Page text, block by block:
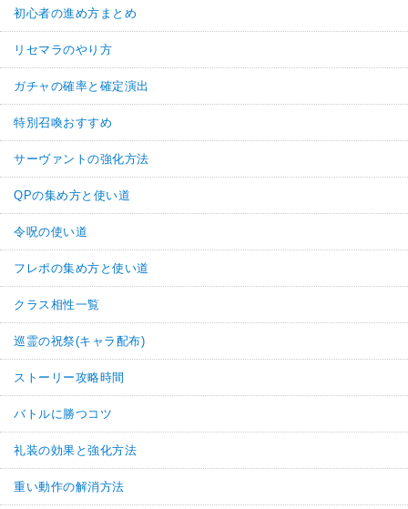
初心者の進め方まとめ
リセマラのやり方
ガチャの確率と確定演出
特別召喚おすすめ
サーヴァントの強化方法
QPの集め方と使い道
令呪の使い道
フレポの集め方と使い道
クラス相性一覧
巡霊の祝祭(キャラ配布)
ストーリー攻略時間
バトルに勝つコツ
礼装の効果と強化方法
重い動作の解消方法